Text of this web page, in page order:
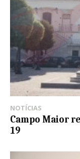
NOTÍCIAS
Campo Maior
19